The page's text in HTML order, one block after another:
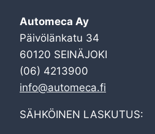
Automeca Ay
Päivölänkatu 34
60120 SEINÄJOKI
(06) 4213900
info@automeca.fi
SÄHKÖINEN LASKUTUS: